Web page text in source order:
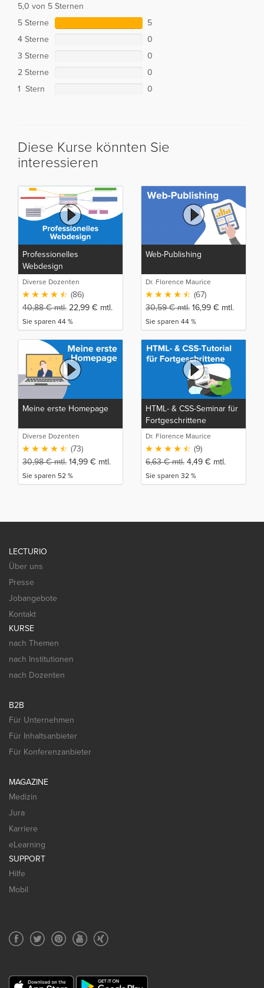
5,0 von 5 Sternen
5 Sterne
5
4 Sterne
0
3 Sterne
0
2 Sterne
0
1 Stern
0
Diese Kurse könnten Sie
interessieren
Professionelles
Webdesign
Diverse Dozenten
(86)
40,88€mtl. 22,99 € mtl.
Sie sparen 44 %
Web-Publishing
Dr. Florence Maurice
(67)
30,59€mtl. 16,99 € mtl.
Sie sparen 44 %
Meine erste Homepage
Diverse Dozenten
(73)
30,98€mtl. 14,99 € mtl.
Sie sparen 52 %
HTML- & CSS-Seminar für
Fortgeschrittene
Dr. Florence Maurice
(9)
6,63€mtl. 4,49 € mtl.
Sie sparen 32 %
LECTURIO
Über uns
Presse
Jobangebote
Kontakt
KURSE
nach Themen
nach Institutionen
nach Dozenten
B2B
Für Unternehmen
Für Inhaltsanbieter
Für Konferenzanbieter
MAGAZINE
Medizin
Jura
Karriere
eLearning
SUPPORT
Hilfe
Mobil